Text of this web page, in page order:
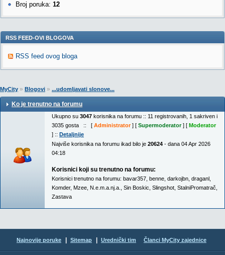
Broj poruka: 12
RSS FEED-OVI BLOGOVA
RSS feed ovog bloga
MyCity » Blogovi » ...udomljavati slonove...
Ko je trenutno na forumu
Ukupno su 3047 korisnika na forumu :: 11 registrovanih, 1 sakriven i
3035 gosta :: [ Administrator] [ Supermoderator] [ Moderator
] :: Detaljnije
Najviše korisnika na forumu ikad bilo je 20624 - dana 04 Apr 2026
04:18
Korisnici koji su trenutno na forumu:
Korisnici trenutno na forumu: bavar357 benne darkojbn draganl
Komder, Mzee N.e.m.a.nj.a. Sin Boskic Slingshot StalniPromatrač
Zastava
Najnovije poruke Sitemap Urednički tim Članci MyCity zajednice